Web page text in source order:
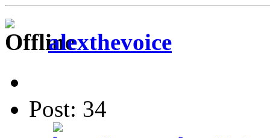
alexthevoice
Post: 34